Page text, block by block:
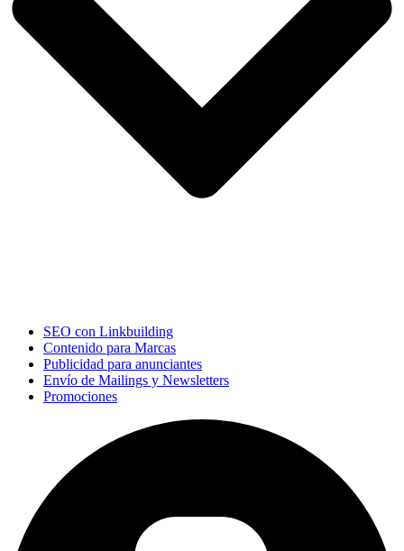
SEO con Linkbuilding
Contenido para Marcas
Publicidad para anunciantes
Envío de Mailings y Newsletters
Promociones